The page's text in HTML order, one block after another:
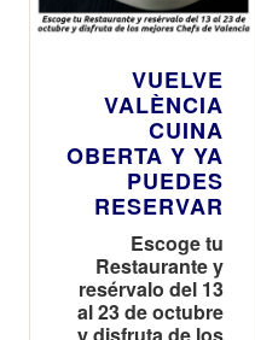
VUELVE
VALÈNCIA
CUINA
OBERTA Y YA
PUEDES
RESERVAR
Escoge tu
Restaurante y
resérvalo del 13
al 23 de octubre
y disfruta de los